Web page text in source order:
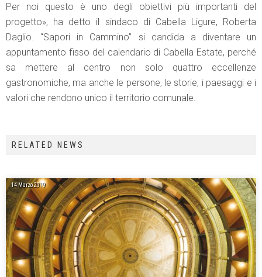
Per noi questo è uno degli obiettivi più importanti del
progetto», ha detto il sindaco di Cabella Ligure, Roberta
Daglio. “Sapori in Cammino” si candida a diventare un
appuntamento fisso del calendario di Cabella Estate, perché
sa mettere al centro non solo quattro eccellenze
gastronomiche, ma anche le persone, le storie, i paesaggi e i
valori che rendono unico il territorio comunale.
RELATED NEWS
14 Marzo 2019